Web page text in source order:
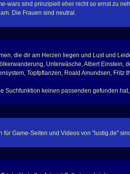
wars sind prinzipiell eher nicht so ernst zu
Die Frauen sind neutral.
die dir am Herzen liegen und Lust und
Unterwäsche, Albert
Topfpflanzen, Roald Amundsen, Fritz
Suchfunktion keinen passenden gefunden
Game-Seiten und Videos von "lustig.de"